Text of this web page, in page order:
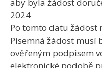
2024
Po tomto datu žádost
Písemná žádost musí
ověřeným podpisem
elektronické podobě